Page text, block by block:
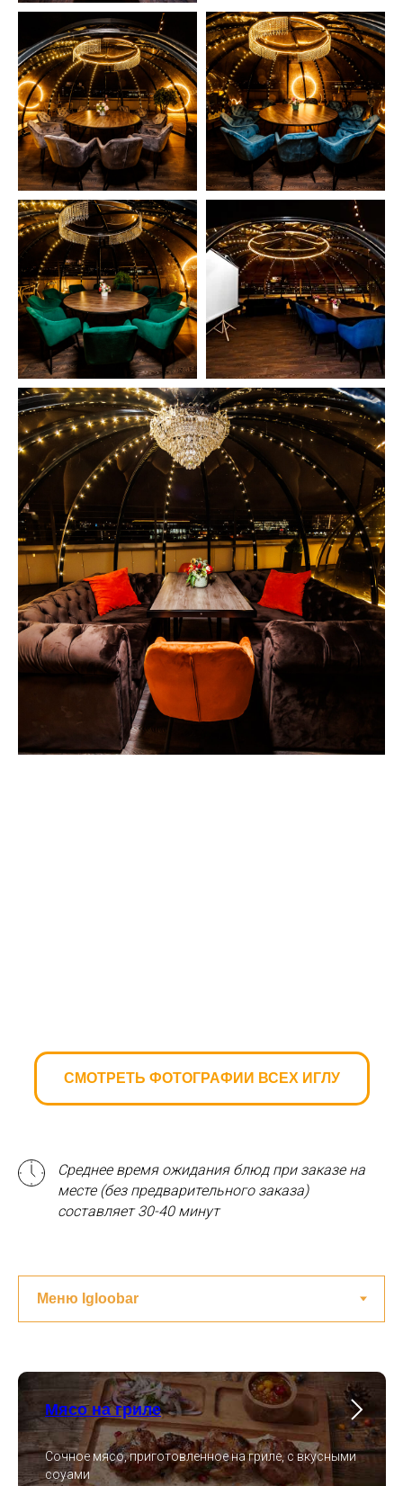
СМОТРЕТЬ ФОТОГРАФИИ ВСЕХ ИГЛУ
Среднее время ожидания блюд при заказе на
месте (без предварительного заказа)
составляет 30-40 минут
Мясо на гриле
Сочное мясо, приготовленное на гриле, с вкусными
соуами